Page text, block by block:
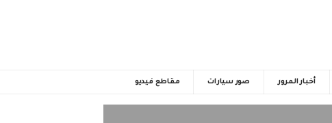
أخبار المرور صور سيارات مقاطع فيديو